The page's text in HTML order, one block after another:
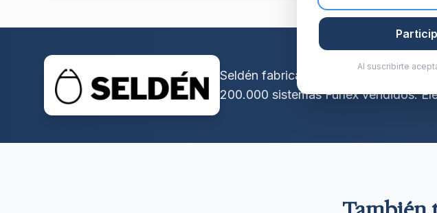
Seldén fabrica sistemas de
200.000 sistemas Furlex vendidos.
Al suscribirte